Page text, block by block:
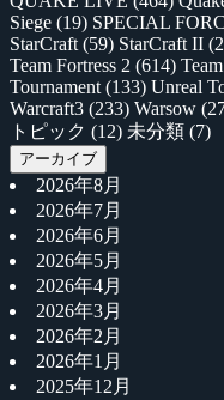
Siege (19) SPECIAL
StarCraft (59) StarCraft II
Team Fortress 2 (614)
Tournament (133) Unreal
Warcraft3 (233) Warsow
トピック (12) 未分類 (7)
アーカイブ
2026年8月
2026年7月
2026年6月
2026年5月
2026年4月
2026年3月
2026年2月
2026年1月
2025年12月